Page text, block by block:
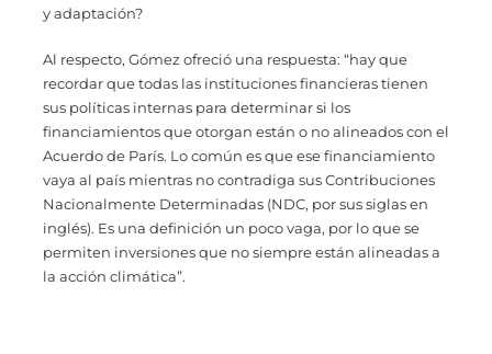
y adaptación?
Al respecto, Gómez ofreció una respuesta: “hay que
recordar que todas las instituciones financieras tienen
sus políticas internas para determinar si los
financiamientos que otorgan están o no alineados con el
Acuerdo de París. Lo común es que ese financiamiento
vaya al país mientras no contradiga sus Contribuciones
Nacionalmente Determinadas (NDC, por sus siglas en
inglés). Es una definición un poco vaga, por lo que se
permiten inversiones que no siempre están alineadas a
la acción climática”.